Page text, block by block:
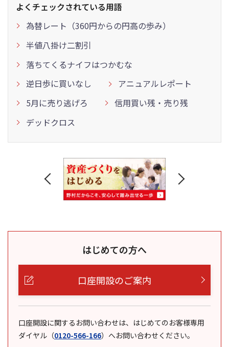
よくチェックされている用語
為替レート（360円からの円高の歩み）
半値八掛け二割引
落ちてくるナイフはつかむな
逆日歩に買いなし
アニュアルレポート
5月に売り逃げろ
信用買い残・売り残
デッドクロス
はじめての方へ
口座開設のご案内
口座開設に関するお問い合わせは、はじめてのお客様専用
ダイヤル （0120-566-166） へお問い合わせください。